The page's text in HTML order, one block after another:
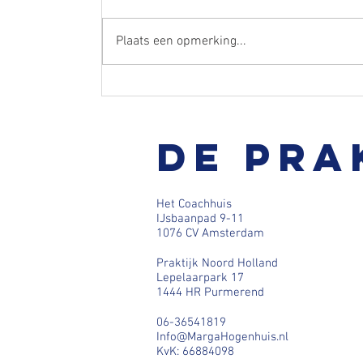
Hoe helpt de IEMT techniek bij het
van emotionele blokkades?
Plaats een opmerking...
De
Het Coachhuis
IJsbaanpad 9-11
1076 CV Amsterdam
Praktijk Noord Holland
Lepelaarpark 17
1444 HR Purmerend
06-36541819
Info@MargaHogenhuis.nl
KvK: 66884098